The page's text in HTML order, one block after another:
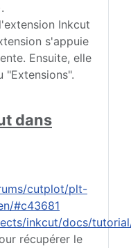
Inkcut
s'appuie
Ensuite, elle
"Extensions".
dans
cutplot/plt-
#c43681
inkcut/docs/
récupérer le